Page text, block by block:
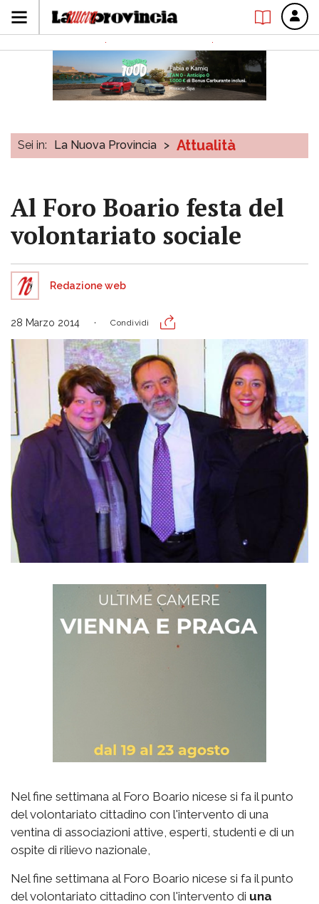
Sei in: La Nuova Provincia > Attualità
Al Foro Boario festa del
volontariato sociale
Redazione web
28 Marzo 2014 Condividi
Nel fine settimana al Foro Boario nicese si fa il punto
del volontariato cittadino con l'intervento di una
ventina di associazioni attive, esperti, studenti e di un
ospite di rilievo nazionale,
Nel fine settimana al Foro Boario nicese si fa il punto
del volontariato cittadino con l'intervento di una